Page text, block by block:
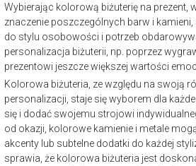
Wybierając kolorową biżuterię na prezent,
znaczenie poszczególnych barw i
do stylu osobowości i potrzeb
personalizacja biżuterii, np. poprzez
prezentowi jeszcze większej wartości
Kolorowa biżuteria, ze względu na swoją
personalizacji, staje się wyborem dla
się i dodać swojemu strojowi
od okazji, kolorowe kamienie i metale
akcenty lub subtelne dodatki do każdej
sprawia, że kolorowa biżuteria jest